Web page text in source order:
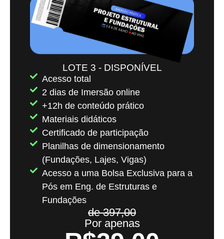
LOTE 3 - DISPONÍVEL
Acesso total
2 dias de Imersão online
+12h de conteúdo prático
Materiais didáticos
Certificado de participação
Planilhas de dimensionamento
(Fundações, Lajes, Vigas)
Acesso a uma Bolsa Exclusiva para a
Pós em Eng. de Estruturas e
Fundações
de 397,00
Por apenas